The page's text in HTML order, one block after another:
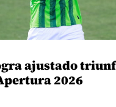
ajustado
2026